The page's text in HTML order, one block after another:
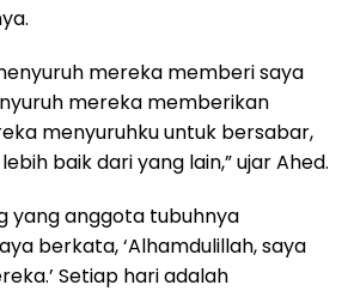
mereka memberi saya
mereka memberikan
menyuruhku untuk bersabar,
baik dari yang lain,” ujar Ahed.
yang anggota tubuhnya
berkata, ‘Alhamdulillah, saya
Setiap hari adalah